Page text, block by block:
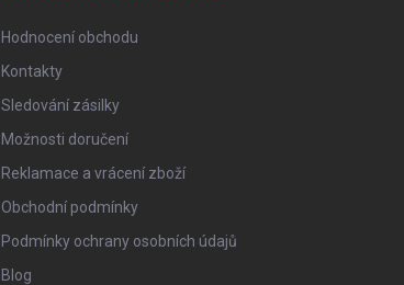
Hodnocení obchodu
Kontakty
Sledování zásilky
Možnosti doručení
Reklamace a vrácení zboží
Obchodní podmínky
Podmínky ochrany osobních údajů
Blog